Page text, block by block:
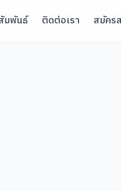
มพันธ์ ติดต่อเรา สมัคร